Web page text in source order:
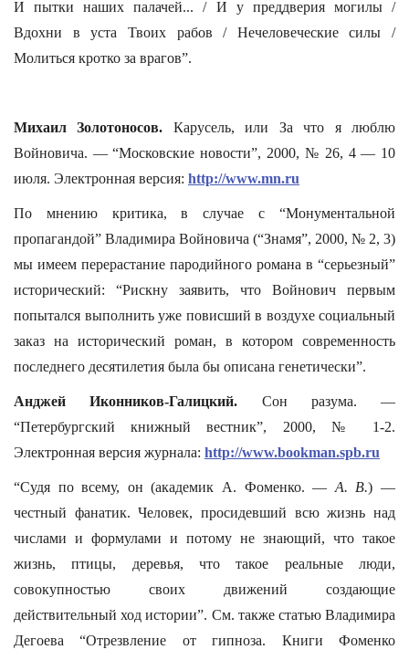
И пытки наших палачей... / И у преддверия могилы /
Вдохни в уста Твоих рабов / Нечеловеческие силы /
Молиться кротко за врагов”.
Михаил Золотоносов. Карусель, или За что я люблю
Войновича. — “Московские новости”, 2000, № 26, 4 — 10
июля. Электронная версия: http://www.mn.ru
По мнению критика, в случае с “Монументальной
пропагандой” Владимира Войновича (“Знамя”, 2000, № 2, 3)
мы имеем перерастание пародийного романа в “серьезный”
исторический: “Рискну заявить, что Войнович первым
попытался выполнить уже повисший в воздухе социальный
заказ на исторический роман, в котором современность
последнего десятилетия была бы описана генетически”.
Анджей Иконников-Галицкий. Сон разума. —
“Петербургский книжный вестник”, 2000, № 1-2.
Электронная версия журнала: http://www.bookman.spb.ru
“Судя по всему, он (академик А. Фоменко. — А. В.) —
честный фанатик. Человек, просидевший всю жизнь над
числами и формулами и потому не знающий, что такое
жизнь, птицы, деревья, что такое реальные люди,
совокупностью своих движений создающие
действительный ход истории”. См. также статью Владимира
Дегоева “Отрезвление от гипноза. Книги Фоменко